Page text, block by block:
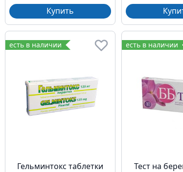
Купить
есть в наличии
Гельминтокс таблетки
есть в наличии
Тест на